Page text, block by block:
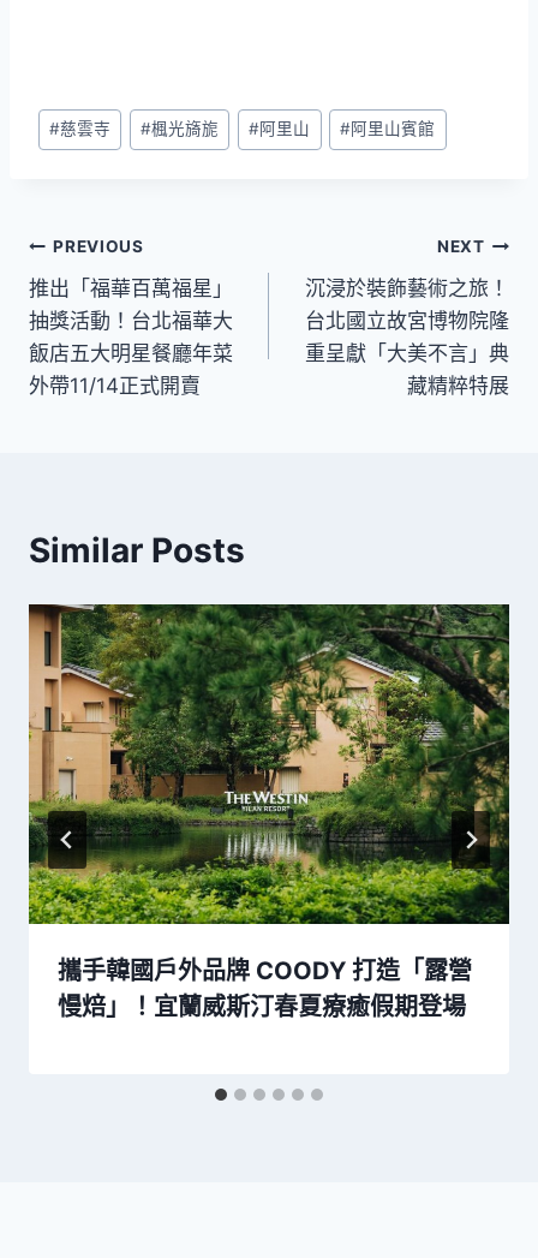
Post
Tags:
#慈雲寺 #楓光旖旎 #阿里山 #阿里山賓館
文
章
導
覽
PREVIOUS
推出「福華百萬福星」
抽獎活動！台北福華大
飯店五大明星餐廳年菜
外帶11/14正式開賣
NEXT
沉浸於裝飾藝術之旅！
台北國立故宮博物院隆
重呈獻「大美不言」典
藏精粹特展
Similar Posts
攜手韓國戶外品牌 COODY 打造「露營
慢焙」！宜蘭威斯汀春夏療癒假期登場